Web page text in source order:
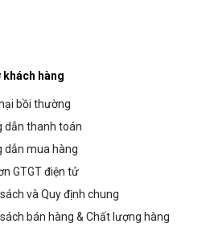
khách hàng
bồi thường
dẫn thanh toán
dẫn mua hàng
GTGT điện tử
và Quy định chung
bán hàng & Chất lượng hàng